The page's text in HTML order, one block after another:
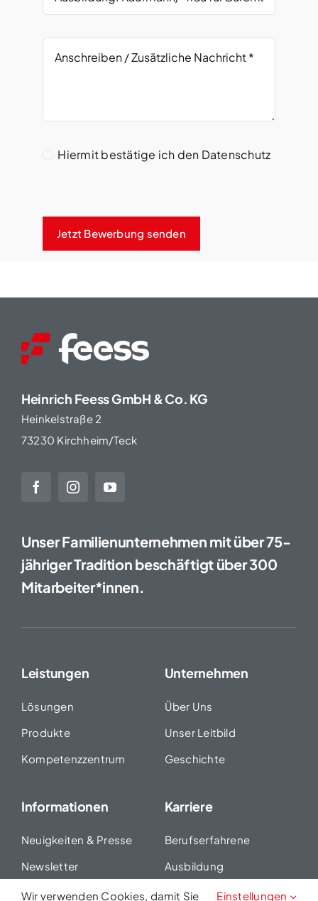
Hiermit bestätige ich den Datenschutz
Jetzt Bewerbung senden
Heinrich Feess GmbH & Co. KG
Heinkelstraße 2
73230 Kirchheim/Teck
Unser Familienunternehmen mit über 75-
jähriger Tradition beschäftigt über 300
Mitarbeiter*innen.
Leistungen
Lösungen
Produkte
Kompetenzzentrum
Unternehmen
Über Uns
Unser Leitbild
Geschichte
Informationen
Neuigkeiten & Presse
Newsletter
Seminare
Karriere
Berufserfahrene
Ausbildung
Duales Studium
Wir verwenden Cookies, damit Sie Einstellungen